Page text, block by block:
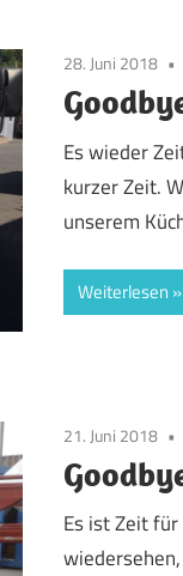
28. Juni 2018
Es wieder
kurzer Zeit.
unserem
Weiterlesen
21. Juni 2018
Es ist Zeit